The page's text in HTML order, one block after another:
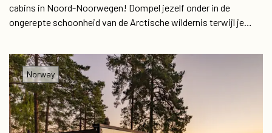
cabins in Noord-Noorwegen! Dompel jezelf onder in de
ongerepte schoonheid van de Arctische wildernis terwijl je
Norway